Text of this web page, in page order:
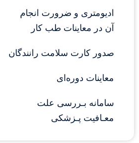
ادیومتری و ضرورت انجام
آن در معاینات طب کار
صدور کارت سلامت رانندگان
معاینات دوره‌ای
سامانه بـررسی علت
معـافیت پـزشکی